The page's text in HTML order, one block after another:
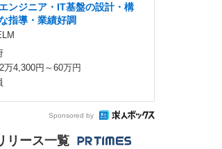
ンジニア・IT基盤の設計・構
指導・業績好調
万4,300円～60万円
Sponsored by
リース一覧